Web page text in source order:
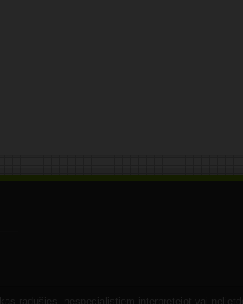
radušies, nespeciālistiem interpretējot vai